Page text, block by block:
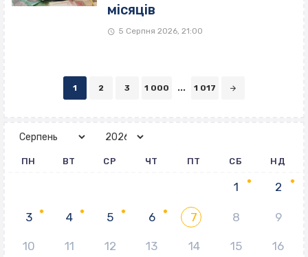
місяців
5 Серпня 2026, 21:00
navigation
1 2 3 1 000 ... 1 017
ПН ВТ СР ЧТ ПТ СБ НД
1 2
3 4 5 6 7 8 9
10 11 12 13 14 15
16